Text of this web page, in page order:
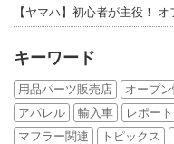
【ヤマハ】初心者が主役！
キーワード
用品パーツ販売店 オープ
アパレル
輸入車 レポート
マフラー関連
トピックス